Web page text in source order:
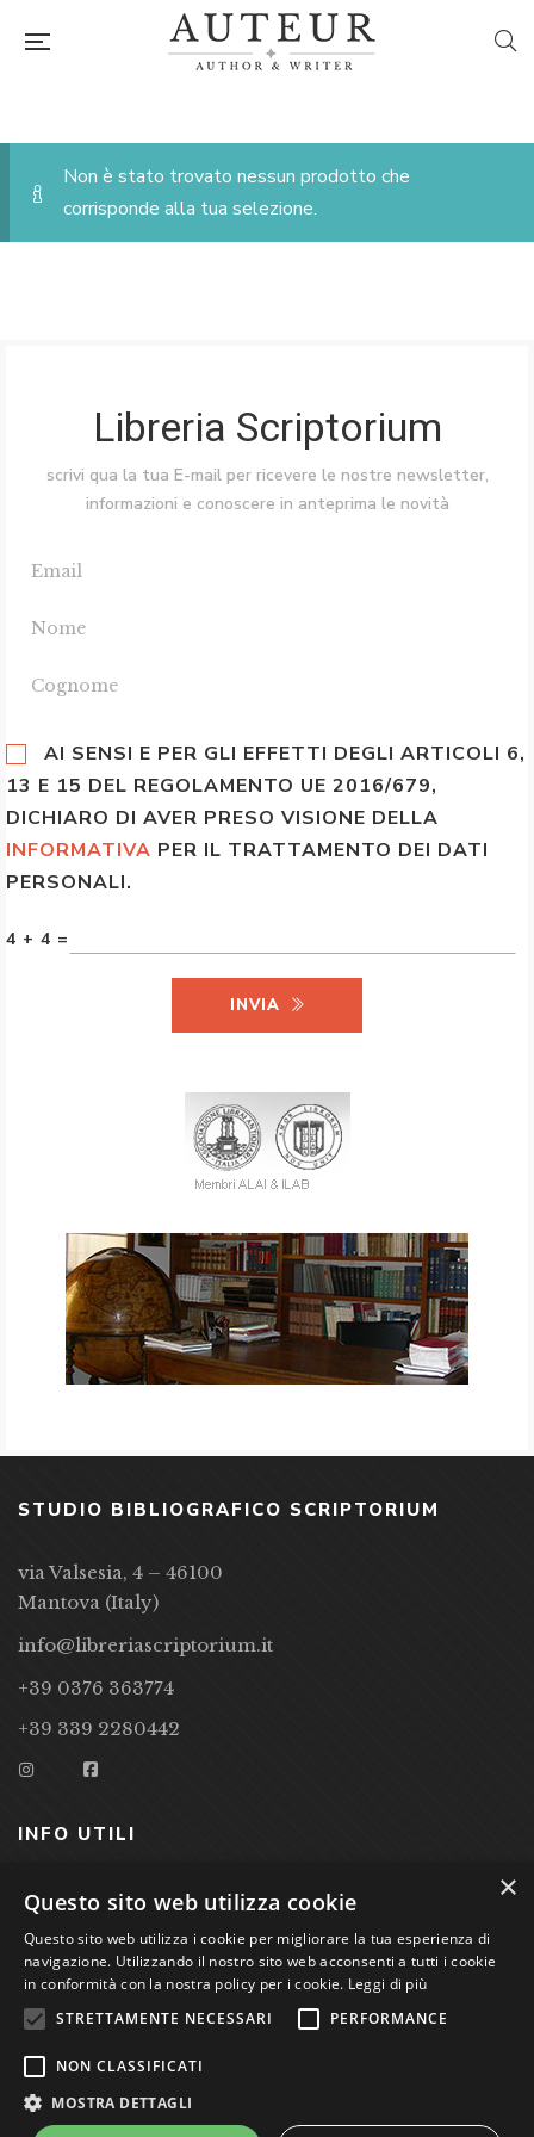
Non è stato trovato nessun prodotto che
corrisponde alla tua selezione.
Libreria Scriptorium
scrivi qua la tua E-mail per ricevere le nostre newsletter,
informazioni e conoscere in anteprima le novità
AI SENSI E PER GLI EFFETTI DEGLI ARTICOLI 6,
13 E 15 DEL REGOLAMENTO UE 2016/679,
DICHIARO DI AVER PRESO VISIONE DELLA
INFORMATIVA PER IL TRATTAMENTO DEI DATI
PERSONALI.
4 + 4 =
INVIA
STUDIO BIBLIOGRAFICO SCRIPTORIUM
via Valsesia, 4 – 46100
Mantova (Italy)
info@libreriascriptorium.it
+39 0376 363774
+39 339 2280442
INFO UTILI
CONDIZIONI DI VENDITA
PRIVACY POLICY
COOKIE POLICY
Studio Bibliografico Scriptorium Dott.ssa Sara Bassi VAT
nr. 01744000207
×
Questo sito web utilizza cookie
Questo sito web utilizza i cookie per migliorare la tua esperienza di
navigazione. Utilizzando il nostro sito web acconsenti a tutti i cookie
in conformità con la nostra policy per i cookie. Leggi di più
STRETTAMENTE NECESSARI
PERFORMANCE
NON CLASSIFICATI
MOSTRA DETTAGLI